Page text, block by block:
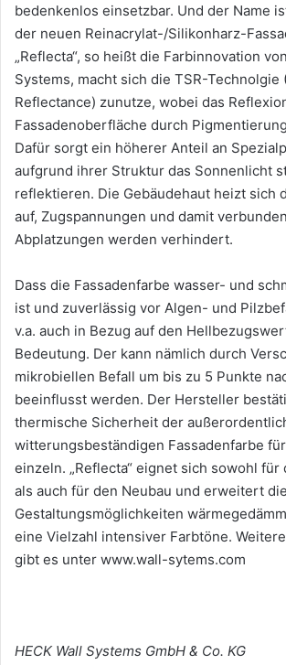
bedenkenlos einsetzbar. Und der Name
der neuen Reinacrylat-/Silikonharz-
„Reflecta“, so heißt die Farbinnovation
Systems, macht sich die TSR-Technolgie
Reflectance) zunutze, wobei das
Fassadenoberfläche durch
Dafür sorgt ein höherer Anteil an
aufgrund ihrer Struktur das Sonnenlicht
reflektieren. Die Gebäudehaut heizt sich
auf, Zugspannungen und damit
Abplatzungen werden verhindert.
Dass die Fassadenfarbe wasser- und
ist und zuverlässig vor Algen- und
v.a. auch in Bezug auf den
Bedeutung. Der kann nämlich durch
mikrobiellen Befall um bis zu 5 Punkte
beeinflusst werden. Der Hersteller
thermische Sicherheit der
witterungsbeständigen Fassadenfarbe
einzeln. „Reflecta“ eignet sich sowohl für
als auch für den Neubau und erweitert die
Gestaltungsmöglichkeiten
eine Vielzahl intensiver Farbtöne.
gibt es unter www.wall-sytems.com
HECK Wall Systems GmbH & Co. KG